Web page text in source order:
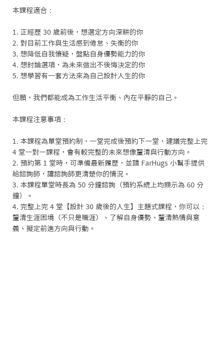
本課程適合：
1. 正經歷 30 歲前後，想選定方向深耕的你
2. 對目前工作與生活感到倦怠、失衡的你
3. 想降低自我懷疑，盤點自身優勢能力的你
4. 想討論選項，為未來做出不後悔決定的你
5. 想學習有一套方法來為自己設計人生的你
但願，我們都能成為工作生活平衡、內在平靜的自己。
本課程注意事項：
1. 本課程為單堂預約制，一堂完成後預約下一堂，建議完整上完
4 堂一對一課程，會有較完整的未來想像釐清與行動方向。
2. 預約第 1 堂時，可準備最新履歷，並請 FarHugs 小幫手提供
給諮詢師，讓諮詢師更清楚你的情況。
3. 本課程單堂時長為 50 分鐘諮詢（預約系統上均顯示為 60 分
鐘）。
4. 完整上完 4 堂【設計 30 歲後的人生】主題式課程，你可以：
釐清生涯困境（不只是職涯）、了解自身優勢、釐清熱情與意
義、擬定前進方向與行動。